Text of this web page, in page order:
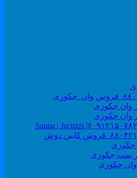
جکوزی
جکوزی
جکوزی
جکوزی